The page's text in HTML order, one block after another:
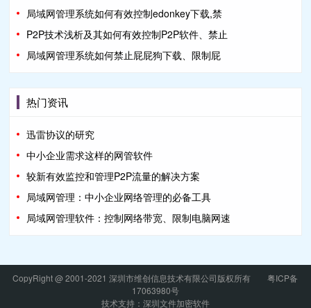
局域网管理系统如何有效控制edonkey下载,禁
P2P技术浅析及其如何有效控制P2P软件、禁止
局域网管理系统如何禁止屁屁狗下载、限制屁
热门资讯
迅雷协议的研究
中小企业需求这样的网管软件
较新有效监控和管理P2P流量的解决方案
局域网管理：中小企业网络管理的必备工具
局域网管理软件：控制网络带宽、限制电脑网速
CopyRight @ 2001-2021 深圳市维创信息技术有限公司版权所有粤ICP备
17063980号
技术支持：深圳文件加密软件